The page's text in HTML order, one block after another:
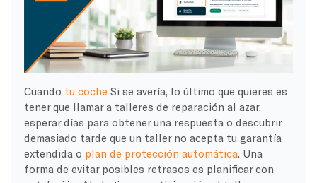
Cuando tu coche Si se avería, lo último que quieres es
tener que llamar a talleres de reparación al azar,
esperar días para obtener una respuesta o descubrir
demasiado tarde que un taller no acepta tu garantía
extendida o plan de protección automática . Una
forma de evitar posibles retrasos es planificar con